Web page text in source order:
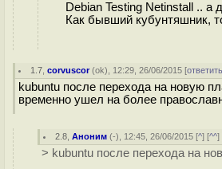
Debian Testing Netinstall .. а
Как бывший кубунтяшник,
1.7 ,corvuscor(ok), 12:29, 26/06/2015 [
kubuntu после перехода на новую
временно ушел на более
2.8 ,Аноним (-), 12:45, 26/06/2015 [^] [^^]
> kubuntu после перехода на